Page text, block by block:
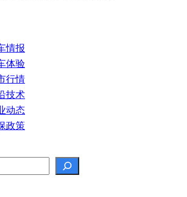
情报
体验
行情
技术
动态
政策